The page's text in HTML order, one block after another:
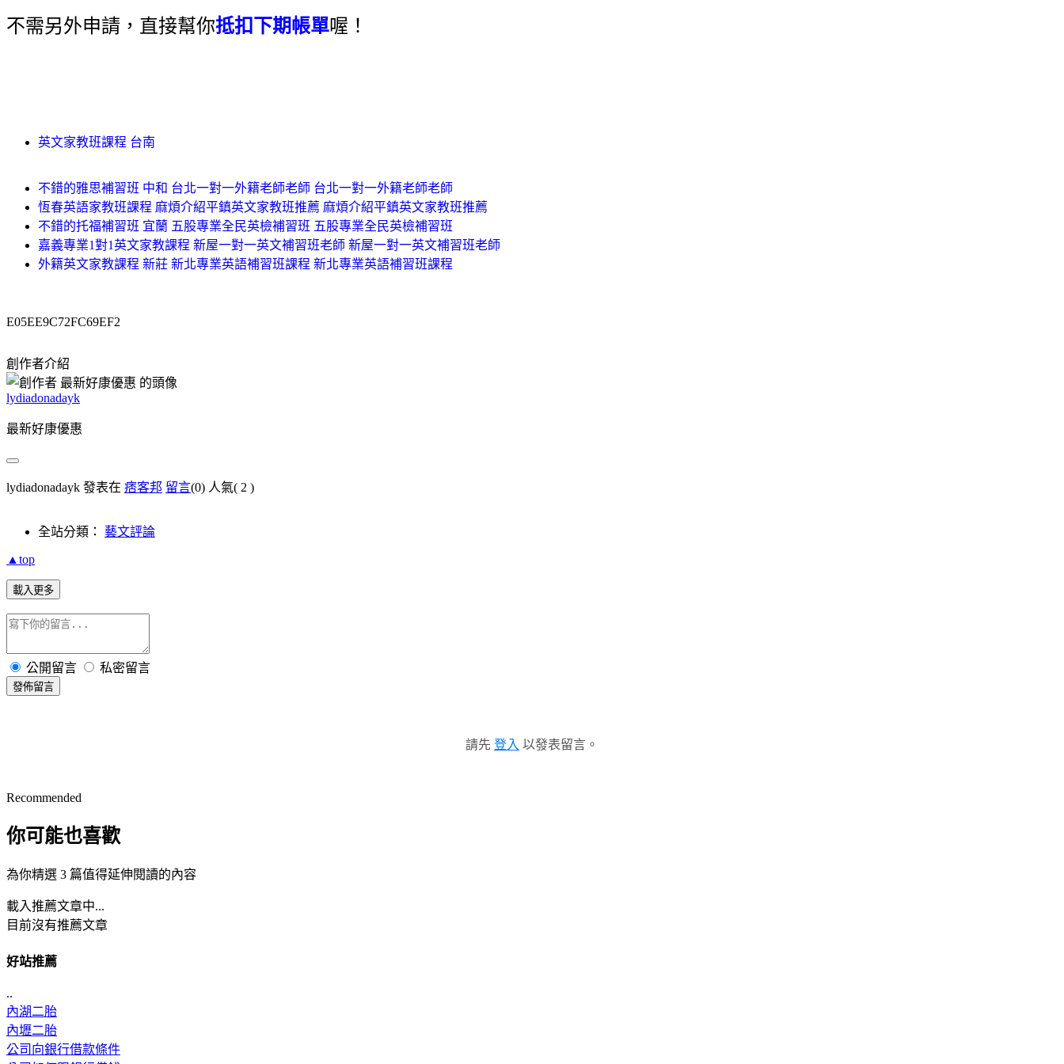
不需另外申請，直接幫你抵扣下期帳單喔！
英文家教班課程 台南
不錯的雅思補習班 中和 台北一對一外籍老師老師 台北一對一外籍老師老師
恆春英語家教班課程 麻煩介紹平鎮英文家教班推薦 麻煩介紹平鎮英文家教班推薦
不錯的托福補習班 宜蘭 五股專業全民英檢補習班 五股專業全民英檢補習班
嘉義專業1對1英文家教課程 新屋一對一英文補習班老師 新屋一對一英文補習班老師
外籍英文家教課程 新莊 新北專業英語補習班課程 新北專業英語補習班課程
E05EE9C72FC69EF2
創作者介紹
lydiadonadayk
最新好康優惠
lydiadonadayk 發表在 痞客邦 留言(0) 人氣( 2 )
全站分類： 藝文評論
▲top
載入更多
公開留言 私密留言
發佈留言
請先 登入 以發表留言。
Recommended
你可能也喜歡
為你精選 3 篇值得延伸閱讀的內容
載入推薦文章中...
目前沒有推薦文章
好站推薦
..
內湖二胎
內壢二胎
公司向銀行借款條件